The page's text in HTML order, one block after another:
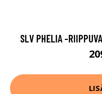
SLV PHELIA -